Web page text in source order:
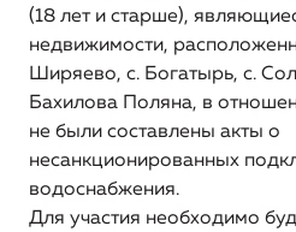
Информация об основных
хозяйственной
организации, включая
производственных затрат
видов деятельности)
Информация о способах
объемах товаров,
(18 лет и старше),
недвижимости,
Ширяево, с. Богатырь, с.
Бахилова Поляна, в
не были составлены акты о
несанкционированных
водоснабжения.
Для участия необходимо